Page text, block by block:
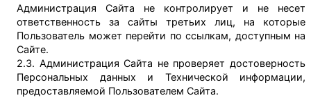
Администрация Сайта не контролирует и не несет
ответственность за сайты третьих лиц, на которые
Пользователь может перейти по ссылкам, доступным на
Сайте.
2.3. Администрация Сайта не проверяет достоверность
Персональных данных и Технической информации,
предоставляемой Пользователем Сайта.